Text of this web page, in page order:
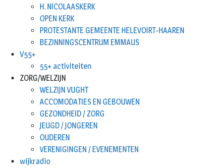
H. NICOLAASKERK
OPEN KERK
PROTESTANTE GEMEENTE HELEVOIRT-HAAREN
BEZINNINGSCENTRUM EMMAUS
V55+
55+ activiteiten
ZORG/WELZIJN
WELZIJN VUGHT
ACCOMODATIES EN GEBOUWEN
GEZONDHEID / ZORG
JEUGD / JONGEREN
OUDEREN
VERENIGINGEN / EVENEMENTEN
wijkradio